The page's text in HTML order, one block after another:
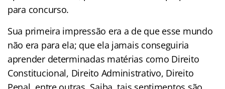
para concurso.
Sua primeira impressão era a de que esse mundo
não era para ela; que ela jamais conseguiria
aprender determinadas matérias como Direito
Constitucional, Direito Administrativo, Direito